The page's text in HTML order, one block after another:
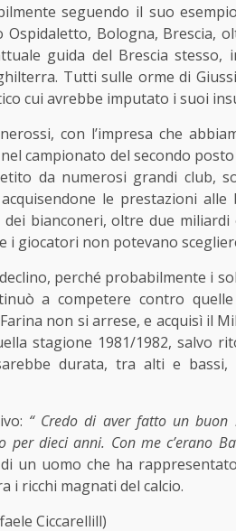
seguendo il suo
Ospidaletto, Bologna, Brescia,
guida del Brescia stesso,
Tutti sulle orme di
cui avrebbe imputato i suoi
con l’impresa che
campionato del secondo
da numerosi grandi club,
le prestazioni alle
bianconeri, oltre due
i giocatori non potevano
perché probabilmente i
a competere contro
non si arrese, e acquisì il
stagione 1981/1982, salvo
durata, tra alti e
“ Credo di aver fatto un buon
dieci anni. Con me c’erano
un uomo che ha
i ricchi magnati del calcio.
Ciccarellill)